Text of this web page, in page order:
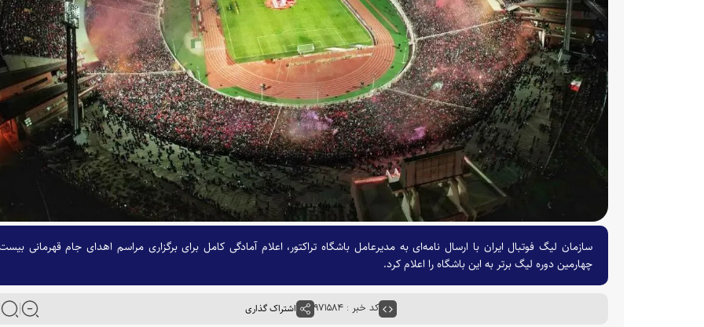
سازمان لیگ فوتبال ایران با ارسال نامه‌ای به مدیرعامل باشگاه تراکتور، اعلام آمادگی کامل برای برگزاری مراسم اهدای جام قهرمانی
چهارمین دوره لیگ برتر به این باشگاه را اعلام کرد.
کد خبر : ۹۷۱۵۸۴ اشتراک گذاری